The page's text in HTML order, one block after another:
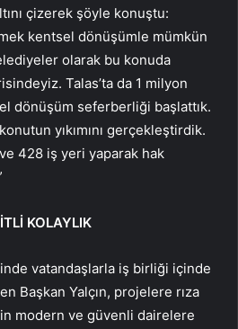
çizerek şöyle konuştu:
kentsel dönüşümle mümkün
olarak bu konuda
Talas’ta da 1 milyon
dönüşüm seferberliği başlattık.
yıkımını gerçekleştirdik.
428 iş yeri yaparak hak
KOLAYLIK
vatandaşlarla iş birliği içinde
Başkan Yalçın, projelere rıza
modern ve güvenli dairelere